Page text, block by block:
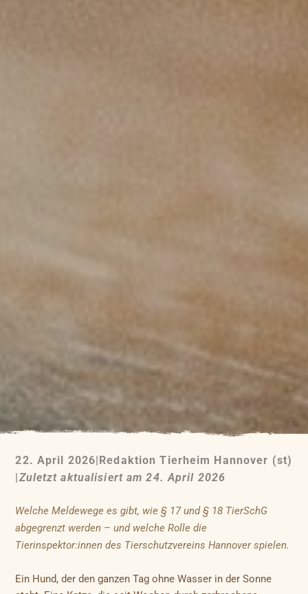
22. April 2026 Redaktion Tierheim Hannover (st)
Zuletzt aktualisiert am 24. April 2026
Welche Meldewege es gibt, wie § 17 und § 18 TierSchG
abgegrenzt werden – und welche Rolle die
Tierinspektor:innen des Tierschutzvereins Hannover spielen.
Ein Hund, der den ganzen Tag ohne Wasser in der Sonne